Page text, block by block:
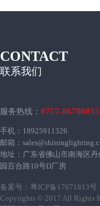
CONTACT
联系我们
服务热线： 0757-
手机：18925911326
邮箱：
地址：广东省佛山市南海区
园百合路10号D厂房
备案号： 粤ICP备17071813号
Copyrights © 2017 All Rights